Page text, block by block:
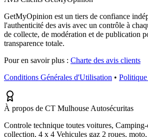
GetMyOpinion est un tiers de confiance
l'authenticité des avis avec un contrôle à
de collecte, de modération et de publication
transparence totale.
Pour en savoir plus : Charte des avis clients
Conditions Générales d'Utilisation •
À propos de CT Mulhouse Autosécuritas
Controle technique toutes voitures,
collection, 4 x 4 Vehicules gaz 2 roues,